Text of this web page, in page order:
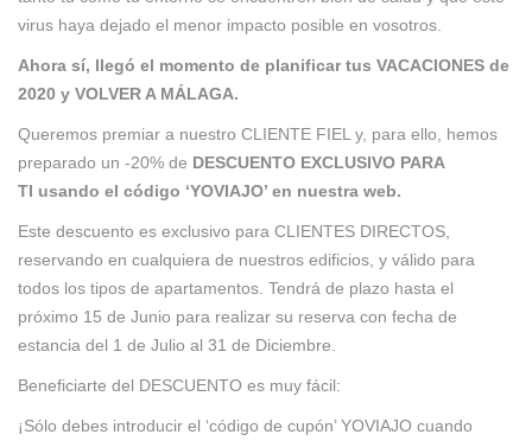
virus haya dejado el menor impacto posible en vosotros.
Ahora sí, llegó el momento de planificar tus VACACIONES de
2020 y VOLVER A MÁLAGA.
Queremos premiar a nuestro CLIENTE FIEL y, para ello, hemos
preparado un -20% de DESCUENTO EXCLUSIVO PARA
TI usando el código ‘YOVIAJO’ en nuestra web.
Este descuento es exclusivo para CLIENTES DIRECTOS,
reservando en cualquiera de nuestros edificios, y válido para
todos los tipos de apartamentos. Tendrá de plazo hasta el
próximo 15 de Junio para realizar su reserva con fecha de
estancia del 1 de Julio al 31 de Diciembre.
Beneficiarte del DESCUENTO es muy fácil:
¡Sólo debes introducir el ‘código de cupón’ YOVIAJO cuando